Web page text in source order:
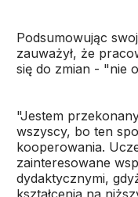
Podsumowując
zauważył, że
się do zmian - "nie
"Jestem
wszyscy, bo ten
kooperowania.
zainteresowane
dydaktycznymi,